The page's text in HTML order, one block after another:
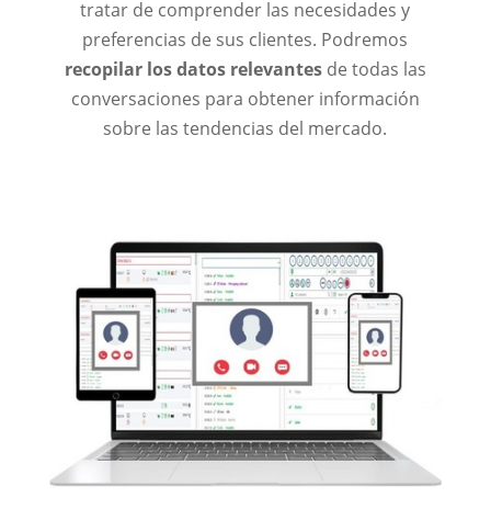
tratar de comprender las necesidades y
preferencias de sus clientes. Podremos
recopilar los datos relevantesde todas las
conversaciones para obtener información
sobre las tendencias del mercado.